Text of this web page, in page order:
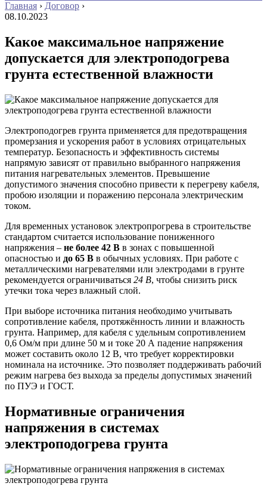
Главная › Договор ›
08.10.2023
Какое максимальное напряжение
допускается для электроподогрева
грунта естественной влажности
Электроподогрев грунта применяется для предотвращения
промерзания и ускорения работ в условиях отрицательных
температур. Безопасность и эффективность системы
напрямую зависят от правильно выбранного напряжения
питания нагревательных элементов. Превышение
допустимого значения способно привести к перегреву кабеля,
пробою изоляции и поражению персонала электрическим
током.
Для временных установок электропрогрева в строительстве
стандартом считается использование пониженного
напряжения – не более 42 В в зонах с повышенной
опасностью и до 65 В в обычных условиях. При работе с
металлическими нагревателями или электродами в грунте
рекомендуется ограничиваться 24 В, чтобы снизить риск
утечки тока через влажный слой.
При выборе источника питания необходимо учитывать
сопротивление кабеля, протяжённость линии и влажность
грунта. Например, для кабеля с удельным сопротивлением
0,6 Ом/м при длине 50 м и токе 20 А падение напряжения
может составить около 12 В, что требует корректировки
номинала на источнике. Это позволяет поддерживать рабочий
режим нагрева без выхода за пределы допустимых значений
по ПУЭ и ГОСТ.
Нормативные ограничения
напряжения в системах
электроподогрева грунта